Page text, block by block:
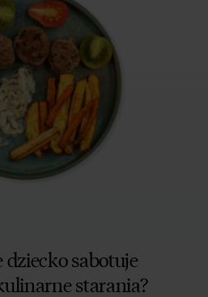
dziecko sabotuje
starania?